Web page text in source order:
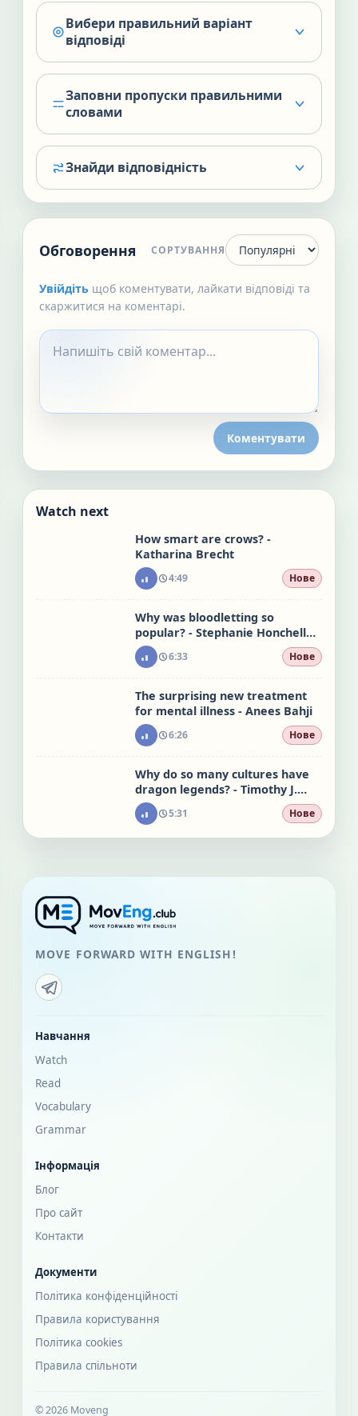
Вибери правильний варіант
відповіді
Заповни пропуски правильними
словами
Знайди відповідність
Обговорення СОРТУВАННЯ
Увійдіть щоб коментувати, лайкати відповіді та
скаржитися на коментарі.
Коментувати
Watch next
How smart are crows? -
Katharina Brecht
4:49 Нове
Why was bloodletting so
popular? - Stephanie Honchell
Smith
6:33 Нове
The surprising new treatment
for mental illness - Anees Bahji
6:26 Нове
Why do so many cultures have
dragon legends? - Timothy J.
Burbery
5:31 Нове
MOVE FORWARD WITH ENGLISH!
Навчання
Watch
Read
Vocabulary
Grammar
Інформація
Блог
Про сайт
Контакти
Документи
Політика конфіденційності
Правила користування
Політика cookies
Правила спільноти
© 2026 Moveng